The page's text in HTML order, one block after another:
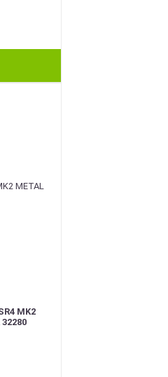
MK2